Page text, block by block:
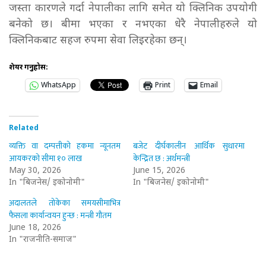
जस्ता कारणले गर्दा नेपालीका लागि समेत यो क्लिनिक उपयोगी
बनेको छ। बीमा भएका र नभएका धेरै नेपालीहरुले यो
क्लिनिकबाट सहज रुपमा सेवा लिइरहेका छन्।
शेयर गर्नुहोस:
WhatsApp
Print Email
Related
व्यक्ति वा दम्पत्तीको हकमा न्यूनतम
आयकरको सीमा १० लाख
May 30, 2026
In "बिजनेस/ इकोनोमी"
बजेट दीर्घकालीन आर्थिक सुधारमा
केन्द्रित छ : अर्थमन्त्री
June 15, 2026
In "बिजनेस/ इकोनोमी"
अदालतले तोकेका समयसीमाभित्र
फैसला कार्यान्वयन हुन्छ : मन्त्री गौतम
June 18, 2026
In "राजनीति-समाज"